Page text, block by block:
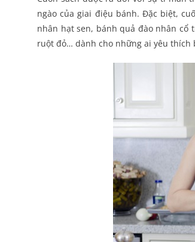
ngào của giai điệu bánh. Đặc biệt,
nhân hạt sen, bánh quả đào nhân
ruột đỏ… dành cho những ai yêu thích